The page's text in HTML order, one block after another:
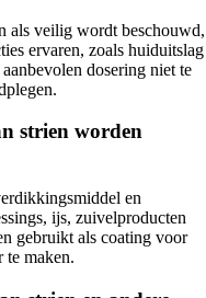
als veilig wordt beschouwd,
ervaren, zoals huiduitslag
dosering niet te
strien worden
en
ijs, zuivelproducten
gebruikt als coating voor
te maken.